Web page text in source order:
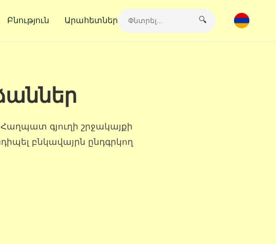
Բնություն Արահետներ 🔍
գյուղի շրջակայքի
բնկավայրն ընդգրկող